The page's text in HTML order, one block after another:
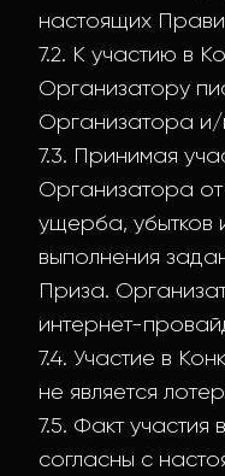
настоящих
7.2. К участию в
Организатору
Организатора
7.3. Принимая
Организатора
ущерба, убытков
выполнения
Приза.
интернет-
7.4. Участие в
не является
7.5. Факт
согласны с